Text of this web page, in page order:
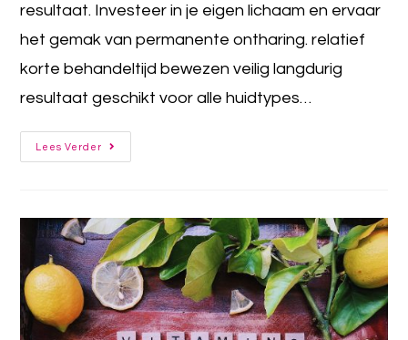
resultaat. Investeer in je eigen lichaam en ervaar
het gemak van permanente ontharing. relatief
korte behandeltijd bewezen veilig langdurig
resultaat geschikt voor alle huidtypes…
Lees Verder